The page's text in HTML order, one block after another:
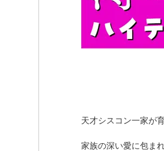
天才シスコン一家が
家族の深い愛に包ま